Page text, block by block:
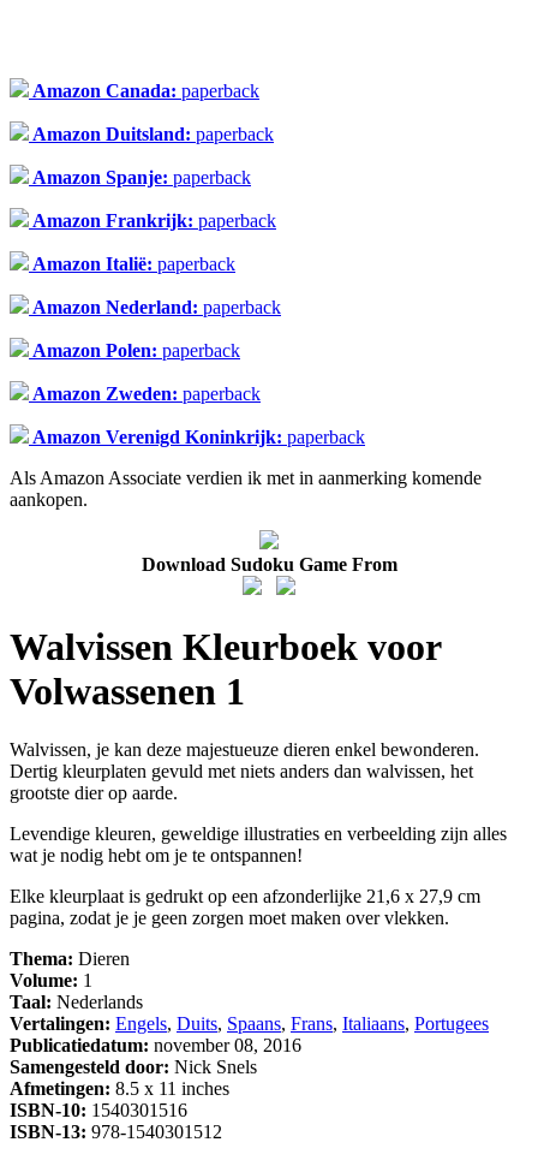
Amazon Canada: paperback
Amazon Duitsland: paperback
Amazon Spanje: paperback
Amazon Frankrijk: paperback
Amazon Italië: paperback
Amazon Nederland: paperback
Amazon Polen: paperback
Amazon Zweden: paperback
Amazon Verenigd Koninkrijk: paperback
Als Amazon Associate verdien ik met in aanmerking komende
aankopen.
Download Sudoku Game From
Walvissen Kleurboek voor
Volwassenen 1
Walvissen, je kan deze majestueuze dieren enkel bewonderen.
Dertig kleurplaten gevuld met niets anders dan walvissen, het
grootste dier op aarde.
Levendige kleuren, geweldige illustraties en verbeelding zijn alles
wat je nodig hebt om je te ontspannen!
Elke kleurplaat is gedrukt op een afzonderlijke 21,6 x 27,9 cm
pagina, zodat je je geen zorgen moet maken over vlekken.
Thema: Dieren
Volume: 1
Taal: Nederlands
Vertalingen: Engels, Duits, Spaans, Frans, Italiaans, Portugees
Publicatiedatum: november 08, 2016
Samengesteld door: Nick Snels
Afmetingen: 8.5 x 11 inches
ISBN-10: 1540301516
ISBN-13: 978-1540301512